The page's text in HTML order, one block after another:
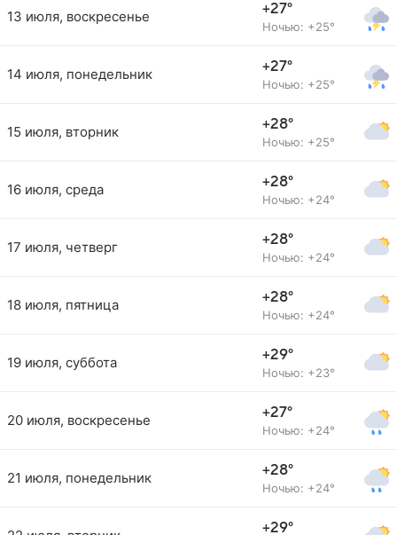
13 июля, воскресенье +27°
Ночью: +25°
14 июля, понедельник +27°
Ночью: +25°
15 июля, вторник +28°
Ночью: +25°
16 июля, среда +28°
Ночью: +24°
17 июля, четверг +28°
Ночью: +24°
18 июля, пятница +28°
Ночью: +24°
19 июля, суббота +29°
Ночью: +23°
20 июля, воскресенье +27°
Ночью: +24°
21 июля, понедельник +28°
Ночью: +24°
+29°